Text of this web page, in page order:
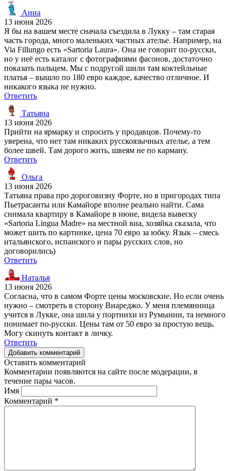
Анна
13 июня 2026
Я бы на вашем месте сначала съездила в Лукку – там старая
часть города, много маленьких частных ателье. Например, на
Via Fillungo есть «Sartoria Laura». Она не говорит по-русски,
но у неё есть каталог с фотографиями фасонов, достаточно
показать пальцем. Мы с подругой шили там коктейльные
платья – вышло по 180 евро каждое, качество отличное. И
никакого языка не нужно.
Ответить
Татьяна
13 июня 2026
Прийти на ярмарку и спросить у продавцов. Почему-то
уверена, что нет там никаких русскоязычных ателье, а тем
более швей. Там дорого жить, швеям не по карману.
Ответить
Ольга
13 июня 2026
Татьяна права про дороговизну Форте, но в пригородах типа
Пьетрасанты или Камайоре вполне реально найти. Сама
снимала квартиру в Камайоре в июне, видела вывеску
«Sartoria Lingua Madre» на местной виа, хозяйка сказала, что
может шить по картинке, цена 70 евро за юбку. Язык – смесь
итальянского, испанского и пары русских слов, но
договорились)
Ответить
Наталья
13 июня 2026
Согласна, что в самом Форте цены московские. Но если очень
нужно – смотреть в сторону Виареджо. У меня племянница
учится в Лукке, она шила у портнихи из Румынии, та немного
понимает по-русски. Цены там от 50 евро за простую вещь.
Могу скинуть контакт в личку.
Ответить
Добавить комментарий
Оставить комментарий
Комментарии появляются на сайте после модерации, в
течение пары часов.
Имя
Комментарий *